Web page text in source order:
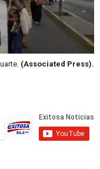
(Associated Press).